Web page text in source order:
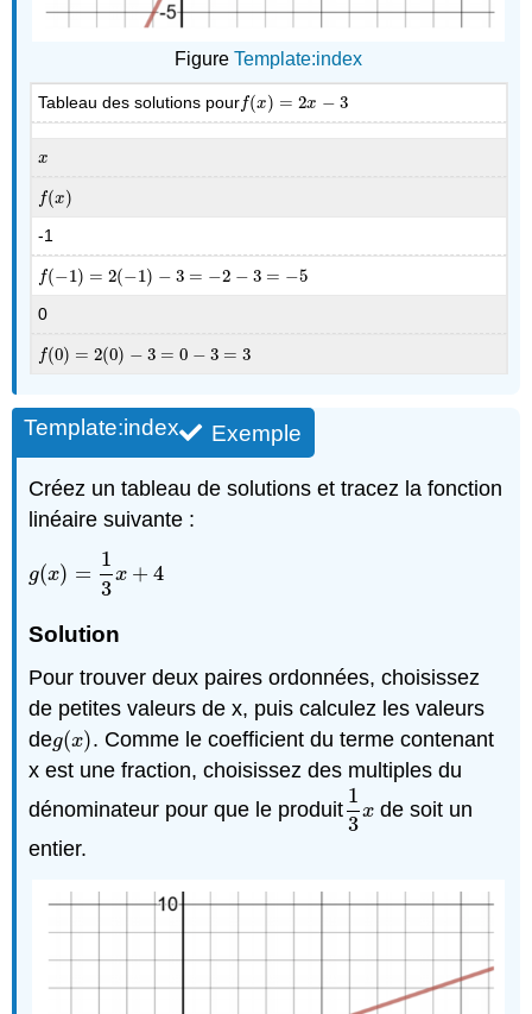
Figure Template:index
Tableau des solutions pour f(x) = 2x − 3
f(x)= 2x −3
x
x
f(x)
f(x)
-1
f(−1) = 2(−1) − 3 = −2 − 3 = −5
f(−1)= 2(−1)−3= −2 −3=−5
0
f(0) = 2(0) − 3 = 0 − 3 = 3
f(0)= 2( 0)−3 =0 −3=3
Exemple
Template:index
Créez un tableau de solutions et tracez la fonction
linéaire suivante :
g(x) =
1
3
x + 4
g(x)=1 3x+4
Solution
Pour trouver deux paires ordonnées, choisissez
de petites valeurs de x, puis calculez les valeurs
deg(x)
g(x). Comme le coefficient du terme contenant
x est une fraction, choisissez des multiples du
dénominateur pour que le produit
1
3
x
13x de soit un
entier.